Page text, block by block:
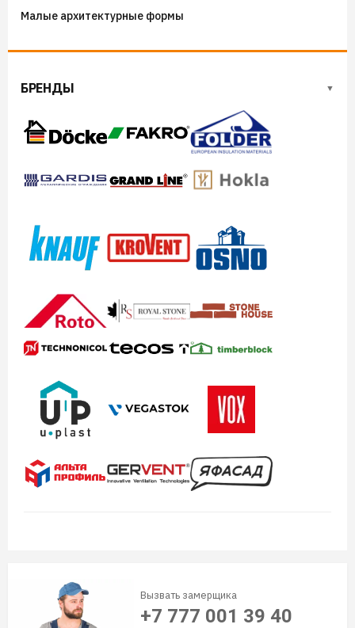
Малые архитектурные формы
БРЕНДЫ
Вызвать замерщика
+7 777 001 39 40